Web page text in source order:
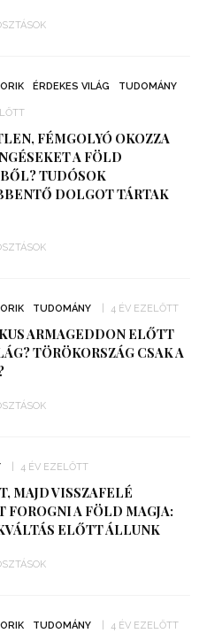
ÉRDEKES VILÁG TUDOMÁNY
FÉMGOLYÓ OKOZZA
A FÖLD
TUDÓSOK
DOLGOT TÁRTAK
TUDOMÁNY 4 ÉV EZELŐTT
ARMAGEDDON ELŐTT
TÖRÖKORSZÁG CSAK A
4 ÉV EZELŐTT
MAJD VISSZAFELÉ
FOROGNI A FÖLD MAGJA:
ELŐTT ÁLLUNK
TUDOMÁNY 4 ÉV EZELŐTT